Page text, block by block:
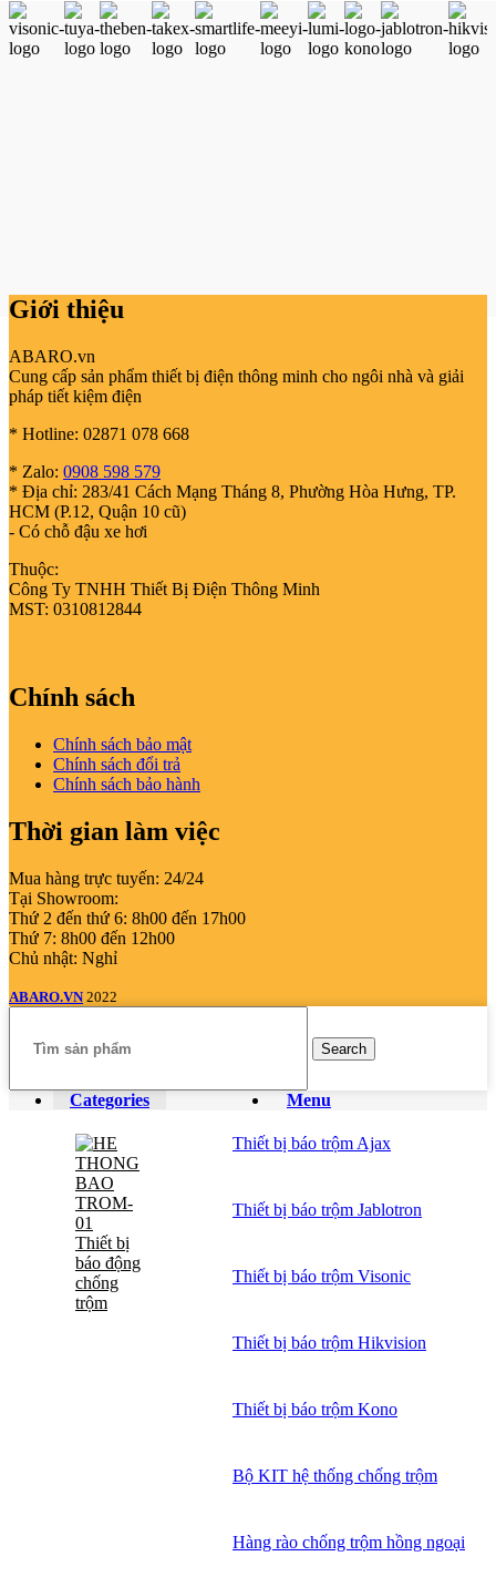
Giới thiệu
ABARO.vn
Cung cấp sản phẩm thiết bị điện thông minh cho ngôi nhà và giải
pháp tiết kiệm điện
* Hotline: 02871 078 668
* Zalo: 0908 598 579
* Địa chỉ: 283/41 Cách Mạng Tháng 8, Phường Hòa Hưng, TP.
HCM (P.12, Quận 10 cũ)
- Có chỗ đậu xe hơi
Thuộc:
Công Ty TNHH Thiết Bị Điện Thông Minh
MST: 0310812844
Chính sách
Chính sách bảo mật
Chính sách đổi trả
Chính sách bảo hành
Thời gian làm việc
Mua hàng trực tuyến: 24/24
Tại Showroom:
Thứ 2 đến thứ 6: 8h00 đến 17h00
Thứ 7: 8h00 đến 12h00
Chủ nhật: Nghỉ
ABARO.VN 2022
Search
Menu
Categories
Thiết bị
báo động
chống
trộm
Thiết bị báo trộm Ajax
Thiết bị báo trộm Jablotron
Thiết bị báo trộm Visonic
Thiết bị báo trộm Hikvision
Thiết bị báo trộm Kono
Bộ KIT hệ thống chống trộm
Hàng rào chống trộm hồng ngoại